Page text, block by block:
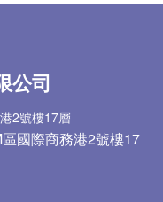
公司
2號樓17層
國際商務港2號樓17